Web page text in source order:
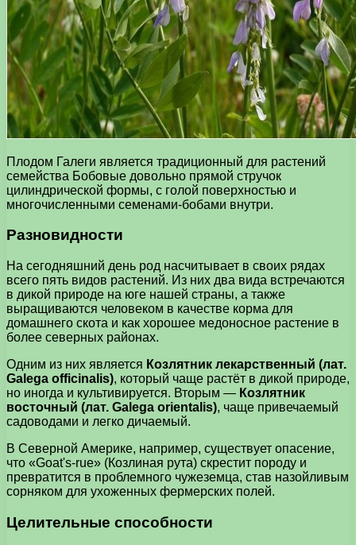
Плодом Галеги является традиционный для растений
семейства Бобовые довольно прямой стручок
цилиндрической формы, с голой поверхностью и
многочисленными семенами-бобами внутри.
Разновидности
На сегодняшний день род насчитывает в своих рядах
всего пять видов растений. Из них два вида встречаются
в дикой природе на юге нашей страны, а также
выращиваются человеком в качестве корма для
домашнего скота и как хорошее медоносное растение в
более северных районах.
Одним из них является Козлятник лекарственный (лат.
Galega officinalis), который чаще растёт в дикой природе,
но иногда и культивируется. Вторым — Козлятник
восточный (лат. Galega orientalis), чаще привечаемый
садоводами и легко дичаемый.
В Северной Америке, например, существует опасение,
что «Goat's-rue» (Козлиная рута) скрестит породу и
превратится в проблемного чужеземца, став назойливым
сорняком для ухоженных фермерских полей.
Целительные способности